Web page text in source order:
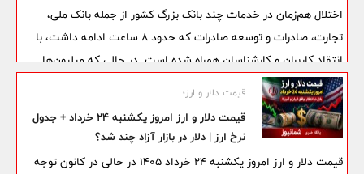
اختلال هم‌زمان در خدمات چند بانک بزرگ کشور از جمله بانک ملی،
تجارت، صادرات و توسعه صادرات که حدود ۸ ساعت ادامه داشت، با
انتقاد کاربران و کارشناسان همراه شده است. در حالی که میلیون‌ها
مشتری این بانک‌ها با مشکلاتی در استفاده از همراه‌بانک و برخی
دستگاه‌های خودپرداز مواجه بودند، بانک مرکزی و بانک‌های درگیر تا
ساعت‌ها توضیح روشنی درباره علت این اختلال ارائه نکردند.
قیمت دلار و ارز؛
قیمت دلار و ارز امروز یکشنبه 24 خرداد + جدول
نرخ ارز | دلار در بازار آزاد چند شد؟
قیمت دلار و ارز امروز یکشنبه ۲۴ خرداد ۱۴۰۵ در حالی در کانون توجه